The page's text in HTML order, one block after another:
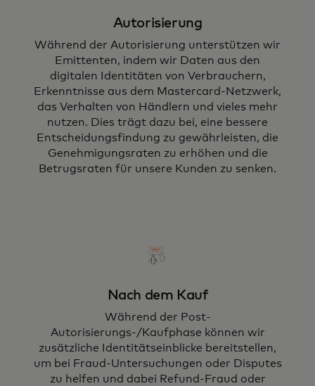
Autorisierung
Während der Autorisierung unterstützen wir
Emittenten, indem wir Daten aus den
digitalen Identitäten von Verbrauchern,
Erkenntnisse aus dem Mastercard-Netzwerk,
das Verhalten von Händlern und vieles mehr
nutzen. Dies trägt dazu bei, eine bessere
Entscheidungsfindung zu gewährleisten, die
Genehmigungsraten zu erhöhen und die
Betrugsraten für unsere Kunden zu senken.
Nach dem Kauf
Während der Post-
Autorisierungs-/Kaufphase können wir
zusätzliche Identitätseinblicke bereitstellen,
um bei Fraud-Untersuchungen oder Disputes
zu helfen und dabei Refund-Fraud oder